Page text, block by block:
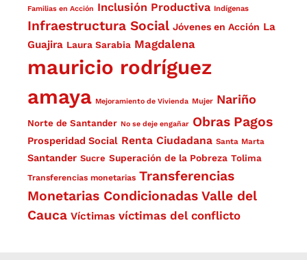
Familias en Acción Inclusión Productiva Indígenas
Infraestructura Social Jóvenes en Acción La
Guajira Laura Sarabia Magdalena
mauricio rodríguez
amaya Mejoramiento de Vivienda Mujer Nariño
Norte de Santander No se deje engañar Obras Pagos
Prosperidad Social Renta Ciudadana Santa Marta
Santander Sucre Superación de la Pobreza Tolima
Transferencias monetarias Transferencias
Monetarias Condicionadas Valle del
Cauca Víctimas víctimas del conflicto